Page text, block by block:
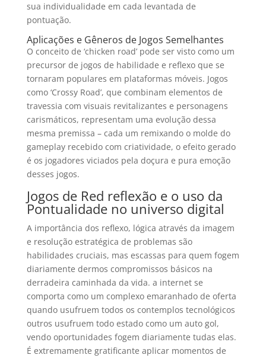
sua individualidade em cada levantada de
pontuação.
Aplicações e Gêneros de Jogos Semelhantes
O conceito de ‘chicken road’ pode ser visto como um
precursor de jogos de habilidade e reflexo que se
tornaram populares em plataformas móveis. Jogos
como ‘Crossy Road’, que combinam elementos de
travessia com visuais revitalizantes e personagens
carismáticos, representam uma evolução dessa
mesma premissa – cada um remixando o molde do
gameplay recebido com criatividade, o efeito gerado
é os jogadores viciados pela doçura e pura emoção
desses jogos.
Jogos de Red reflexão e o uso da
Pontualidade no universo digital
A importância dos reflexo, lógica através da imagem
e resolução estratégica de problemas são
habilidades cruciais, mas escassas para quem fogem
diariamente dermos compromissos básicos na
derradeira caminhada da vida. a internet se
comporta como um complexo emaranhado de oferta
quando usufruem todos os contemplos tecnológicos
outros usufruem todo estado como um auto gol,
vendo oportunidades fogem diariamente tudas elas.
É extremamente gratificante aplicar momentos de